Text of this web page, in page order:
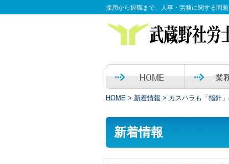
採用から退職まで、人事・労務に関する問
HOME> 新着情報 > カスハラも「指針
新着情報